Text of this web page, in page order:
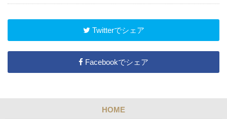
Twitterでシェア
Facebookでシェア
HOME